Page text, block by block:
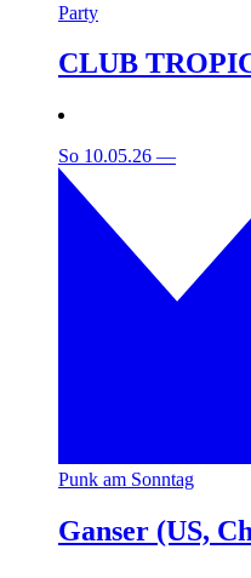
Party
CLUB
So 10.05.26 —
Punk am Sonntag
Ganser (US,